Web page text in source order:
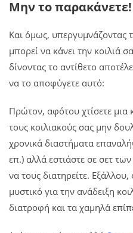
Μην το παρακάνετε!
Και όμως, υπεργυμνάζοντας
μπορεί να κάνει την κοιλιά
δίνοντας το αντίθετο
να το αποφύγετε αυτό:
Πρώτον, αφότου χτίσετε
τους κοιλιακούς σας μην
χρονικά διαστήματα
επ.) αλλά εστιάστε σε σετ
να τους διατηρείτε.
μυστικό για την ανάδειξη
διατροφή και τα χαμηλά